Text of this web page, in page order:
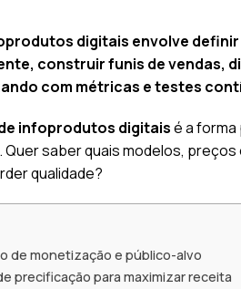
digitais envolve
construir funis de vendas,
com métricas e testes
infoprodutos digitaisé a
Quer saber quais modelos,
qualidade?
de monetização e público-alvo
precificação para maximizar receita